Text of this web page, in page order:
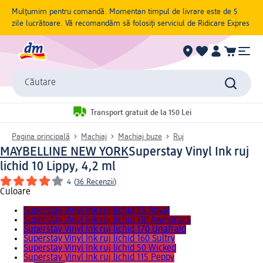
Mulțumim pentru comandă. Momentan timpul de livrare este de 5
zile lucrătoare. Vă recomandăm să folosiți serviciul de Ridicare Expres
Căutare
Transport gratuit de la 150 Lei
Pagina principală Machiaj Machiaj buze Ruj
MAYBELLINE NEW YORKSuperstay Vinyl Ink ruj
lichid 10 Lippy, 4,2 ml
4 (36 Recenzii)
Culoare
Superstay Vinyl Ink ruj lichid 55 Royal
Superstay Vinyl Ink ruj lichid 110 Awestruck
Superstay Vinyl Ink ruj lichid 170 Unafraid
Superstay Vinyl Ink ruj lichid 160 Sultry
Superstay Vinyl Ink ruj lichid 50 Wicked
Superstay Vinyl Ink ruj lichid 115 Peppy